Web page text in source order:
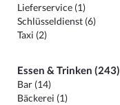
Lieferservice (1)
Schlüsseldienst (6)
Taxi (2)
Essen & Trinken (243)
Bar (14)
Bäckerei (1)